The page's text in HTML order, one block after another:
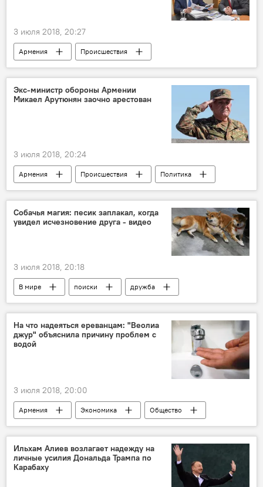
3 июля 2018, 20:27
Армения
Происшествия
Ара Варданян
Служба национальной безопаности
задержание
Экс-министр обороны Армении
Микаел Арутюнян заочно арестован
3 июля 2018, 20:24
Армения Происшествия
Политика
Происшествия и инциденты в Армении
Микаел Арутюнян
Новости Армения
Собачья магия: песик заплакал, когда
увидел исчезновение друга - видео
3 июля 2018, 20:18
В мире поиски
дружба
фокусник
игра собака
На что надеяться ереванцам: "Веолиа
джур" объяснила причину проблем с
водой
3 июля 2018, 20:00
Армения Экономика
Общество
компания
Новости Армения
Скандал вокруг "Веолиа Джур" Veolia Djur
Ильхам Алиев возлагает надежду на
личные усилия Дональда Трампа по
Карабаху